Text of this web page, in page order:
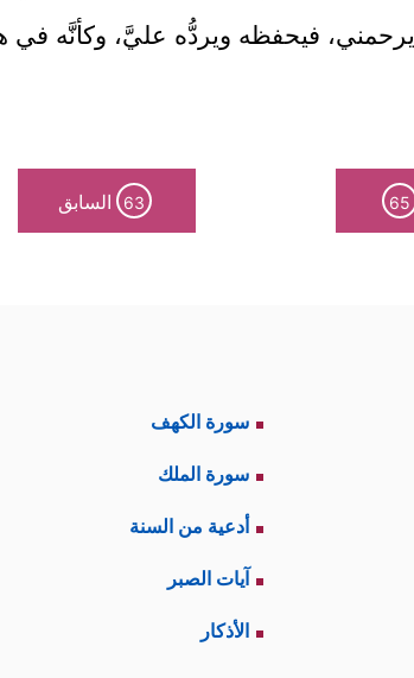
فيحفظه ويردُّه عليَّ، وكأنَّه في
65
63 السابق
سورة الكهف
سورة الملك
أدعية من السنة
آيات الصبر
الأذكار